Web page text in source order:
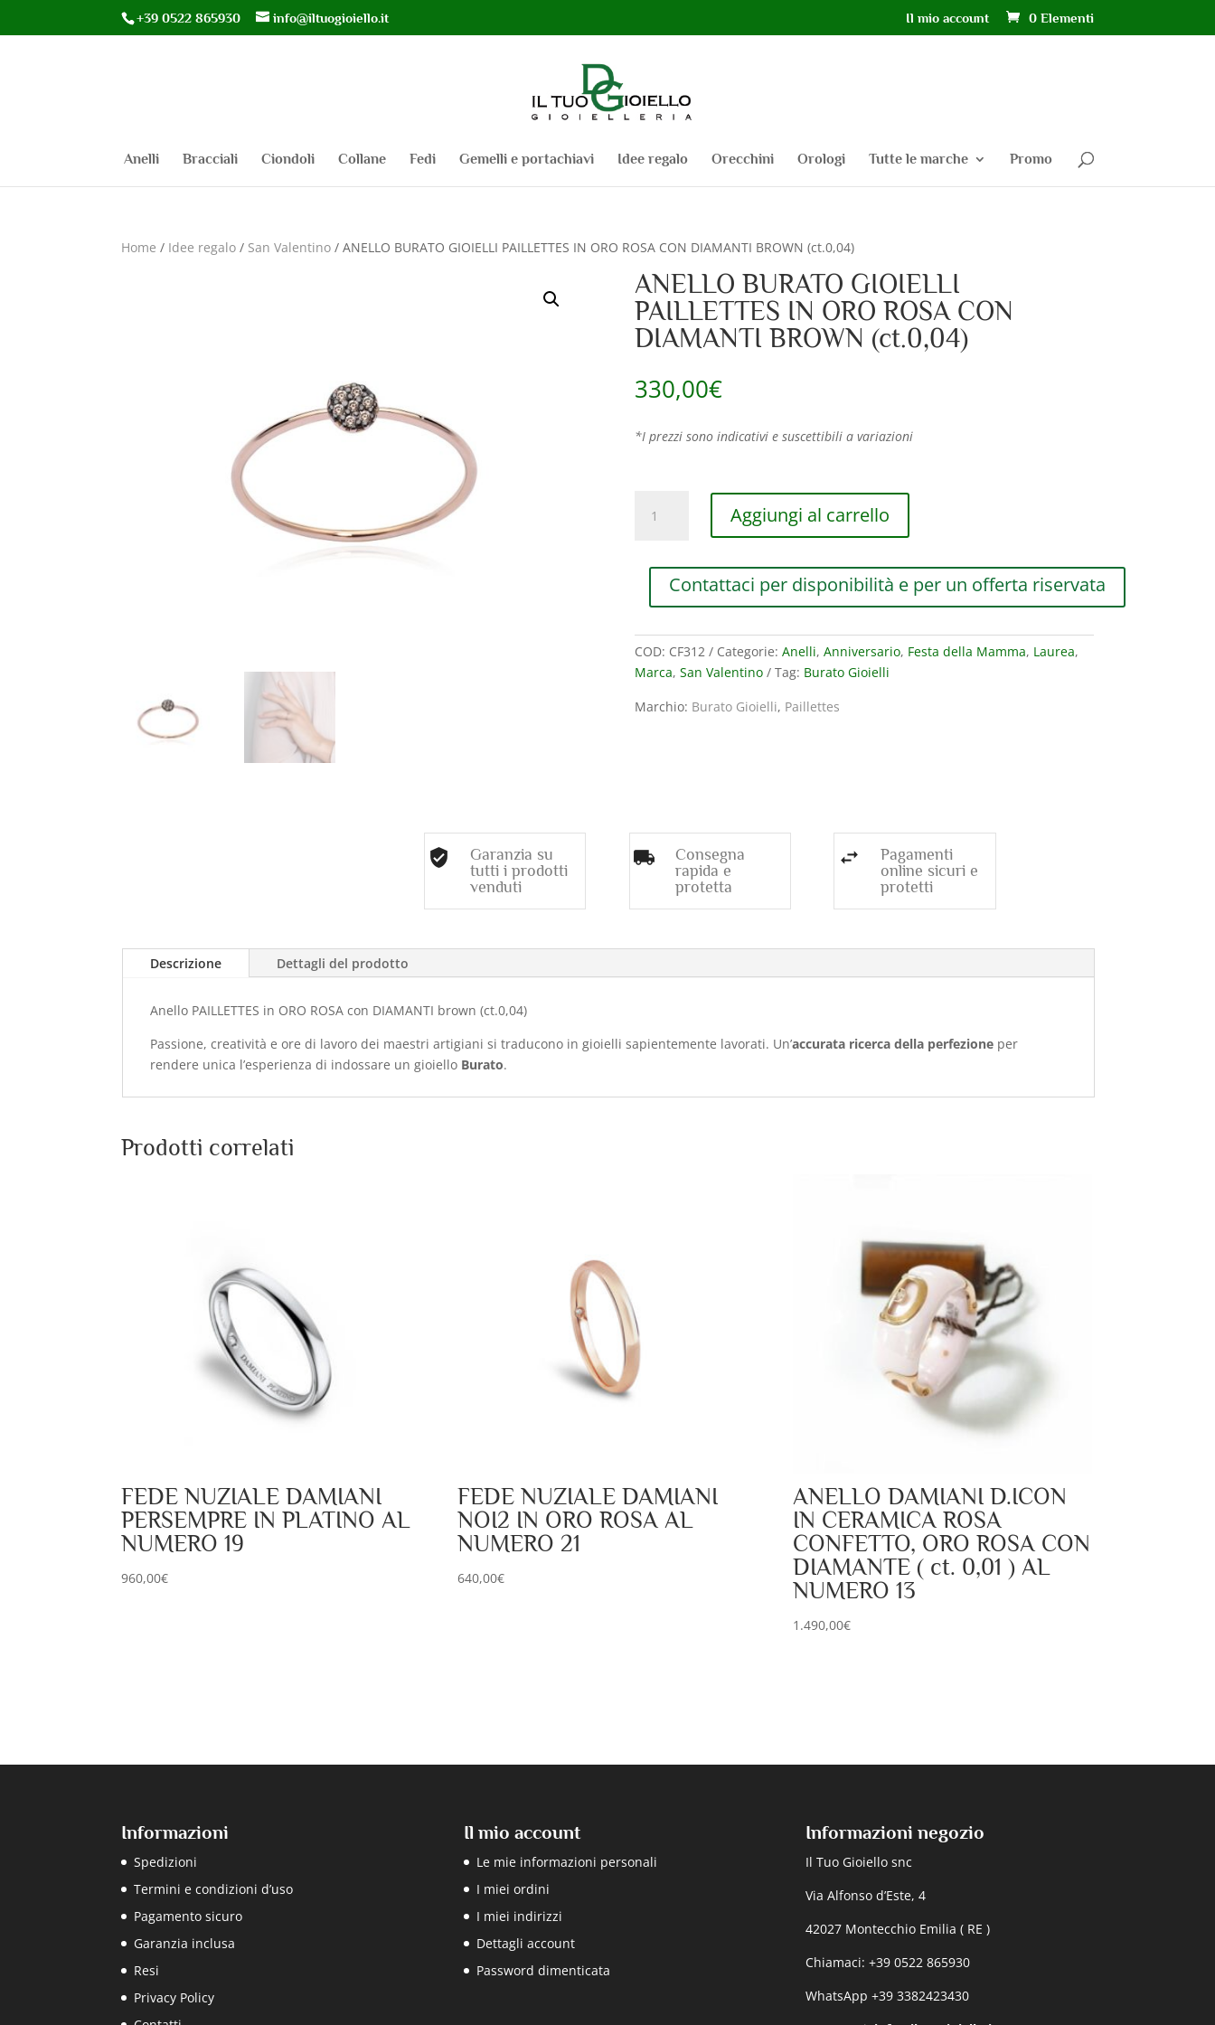
+39 0522 865930 info@iltuogioiello.it Il mio account 0 Elementi
Anelli Bracciali Ciondoli Collane Fedi Gemelli e portachiavi Idee regalo Orecchini Orologi Tutte le marche Promo
Home / Idee regalo / San Valentino / ANELLO BURATO GIOIELLI PAILLETTES IN ORO ROSA CON DIAMANTI BROWN (ct.0,04)
ANELLO BURATO GIOIELLI
PAILLETTES IN ORO ROSA CON
DIAMANTI BROWN (ct.0,04)
330,00€
*I prezzi sono indicativi e suscettibili a variazioni
BURATO
ORO
CON
DIAMANTI
(ct.0,04)
Aggiungi al carrello
Contattaci per disponibilità e per un offerta riservata
COD: CF312 Categorie: Anelli, Anniversario, Festa della Mamma, Laurea,
Marca, San Valentino Tag: Burato Gioielli
Marchio: Burato Gioielli, Paillettes
Garanzia su
tutti i prodotti
venduti
Consegna
rapida e
protetta
Pagamenti
online sicuri e
protetti
Descrizione Dettagli del prodotto
Anello PAILLETTES in ORO ROSA con DIAMANTI brown (ct.0,04)
Passione, creatività e ore di lavoro dei maestri artigiani si traducono in gioielli sapientemente lavorati. Un’accurata ricerca della perfezione per
rendere unica l’esperienza di indossare un gioiello Burato.
Prodotti correlati
FEDE NUZIALE DAMIANI
PERSEMPRE IN PLATINO AL
NUMERO 19
960,00€
FEDE NUZIALE DAMIANI
NOI2 IN ORO ROSA AL
NUMERO 21
640,00€
ANELLO DAMIANI D.ICON
IN CERAMICA ROSA
CONFETTO, ORO ROSA CON
DIAMANTE ( ct. 0,01 ) AL
NUMERO 13
1.490,00€
Informazioni
Spedizioni
Termini e condizioni d’uso
Pagamento sicuro
Garanzia inclusa
Resi
Privacy Policy
Il mio account
Le mie informazioni personali
I miei ordini
I miei indirizzi
Dettagli account
Password dimenticata
Informazioni negozio
Il Tuo Gioiello snc
Via Alfonso d’Este, 4
42027 Montecchio Emilia ( RE )
Chiamaci: +39 0522 865930
WhatsApp +39 3382423430